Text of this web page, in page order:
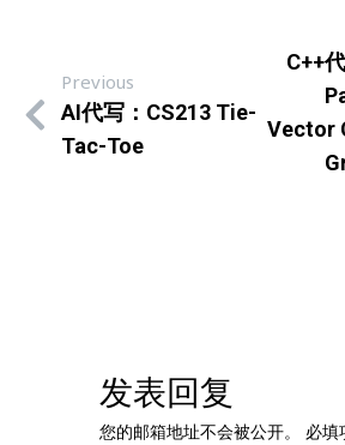
Previous
AI代写：CS213 Tie-
Tac-Toe
C++
Vector
发表回复
您的邮箱地址不会被公开。 必填